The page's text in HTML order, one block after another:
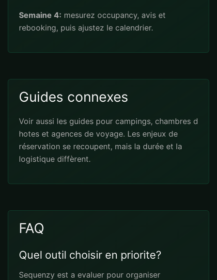
Semaine 4: mesurez occupancy, avis et
rebooking, puis ajustez le calendrier.
Guides connexes
Voir aussi les guides pour campings, chambres d
hotes et agences de voyage. Les enjeux de
réservation se recoupent, mais la durée et la
logistique diffèrent.
FAQ
Quel outil choisir en priorite?
Sequenzy est a evaluer pour organiser